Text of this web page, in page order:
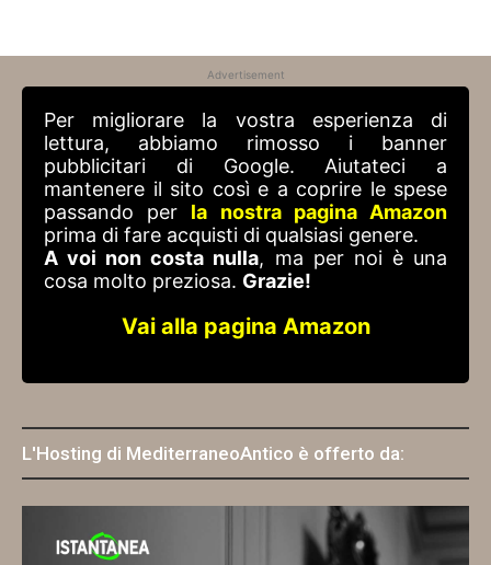
Advertisement
Per migliorare la vostra esperienza di
lettura, abbiamo rimosso i banner
pubblicitari di Google. Aiutateci a
mantenere il sito così e a coprire le spese
passando per la nostra pagina Amazon
prima di fare acquisti di qualsiasi genere.
A voi non costa nulla, ma per noi è una
cosa molto preziosa. Grazie!
Vai alla pagina Amazon
L'Hosting di MediterraneoAntico è offerto da: